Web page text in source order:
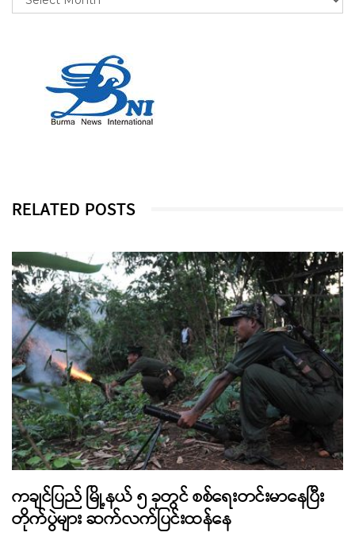
RELATED POSTS
ကချင်ပြည် မြို့နယ် ၅ ခုတွင် စစ်ရေးတင်းမာနေပြီး
တိုက်ပွဲများ ဆက်လက်ပြင်းထန်နေ